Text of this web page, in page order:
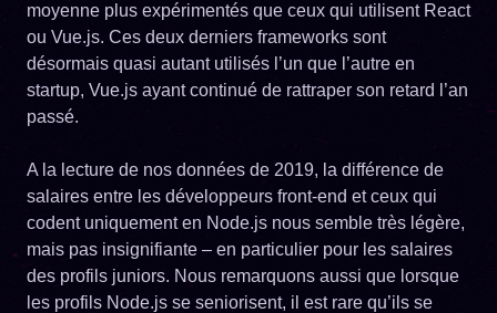
moyenne plus expérimentés que ceux qui utilisent React
ou Vue.js. Ces deux derniers frameworks sont
désormais quasi autant utilisés l’un que l’autre en
startup, Vue.js ayant continué de rattraper son retard l’an
passé.
A la lecture de nos données de 2019, la différence de
salaires entre les développeurs front-end et ceux qui
codent uniquement en Node.js nous semble très légère,
mais pas insignifiante – en particulier pour les salaires
des profils juniors. Nous remarquons aussi que lorsque
les profils Node.js se seniorisent, il est rare qu’ils se